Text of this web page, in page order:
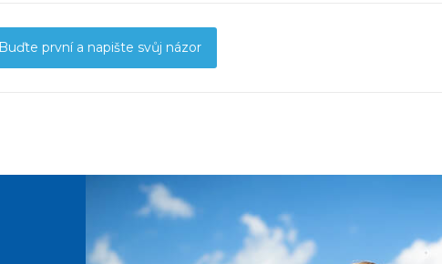
Buďte první a napište svůj názor